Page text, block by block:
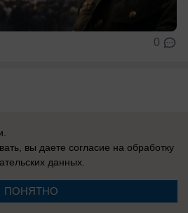
0
вы даете согласие на обработку
данных.
ПОНЯТНО